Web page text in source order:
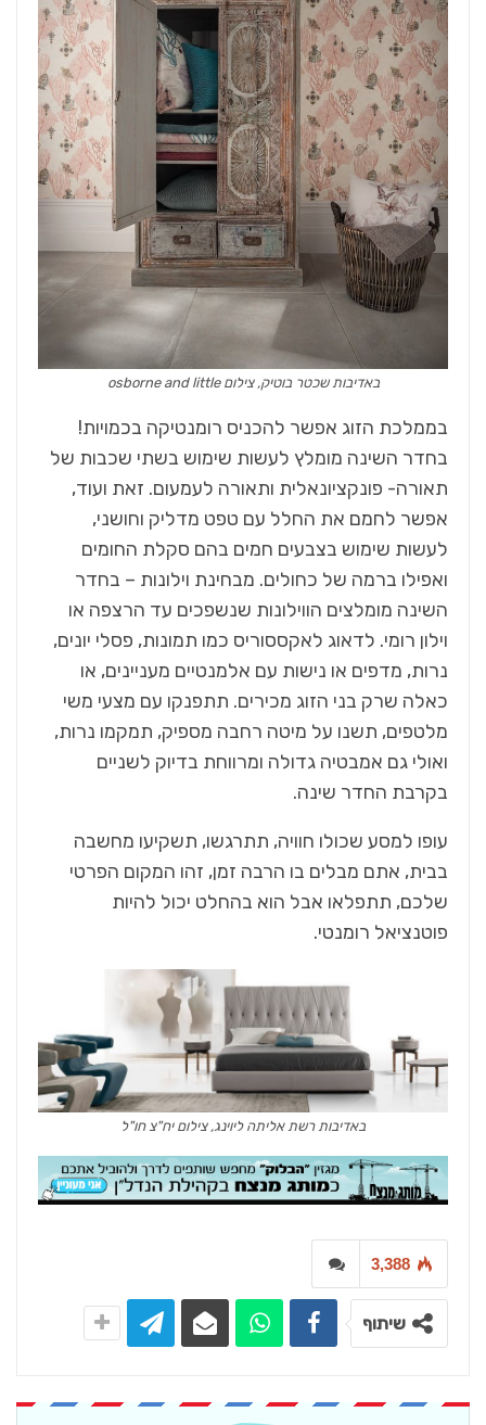
באדיבות שכטר בוטיק, צילום osborne and little
בממלכת הזוג אפשר להכניס רומנטיקה בכמויות!
בחדר השינה מומלץ לעשות שימוש בשתי שכבות של
תאורה- פונקציונאלית ותאורה לעמעום. זאת ועוד,
אפשר לחמם את החלל עם טפט מדליק וחושני,
לעשות שימוש בצבעים חמים בהם סקלת החומים
ואפילו ברמה של כחולים. מבחינת וילונות – בחדר
השינה מומלצים הווילונות שנשפכים עד הרצפה או
וילון רומי. לדאוג לאקססוריס כמו תמונות, פסלי יונים,
נרות, מדפים או נישות עם אלמנטיים מעניינים, או
כאלה שרק בני הזוג מכירים. תתפנקו עם מצעי משי
מלטפים, תשנו על מיטה רחבה מספיק, תמקמו נרות,
ואולי גם אמבטיה גדולה ומרווחת בדיוק לשניים
בקרבת החדר שינה.
עופו למסע שכולו חוויה, תתרגשו, תשקיעו מחשבה
בבית, אתם מבלים בו הרבה זמן, זהו המקום הפרטי
שלכם, תתפלאו אבל הוא בהחלט יכול להיות
פוטנציאל רומנטי.
באדיבות רשת אליתה ליוינג, צילום יח"צ חו"ל
3,388
שיתוף